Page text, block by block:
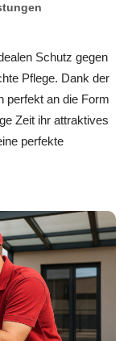
Schutz gegen
Pflege. Dank der
perfekt an die Form
Zeit ihr attraktives
perfekte